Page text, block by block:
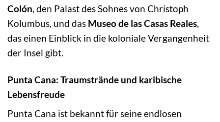
Colón, den Palast des Sohnes von Christoph
Kolumbus, und das Museo de las Casas Reales,
das einen Einblick in die koloniale Vergangenheit
der Insel gibt.
Punta Cana: Traumstrände und karibische
Lebensfreude
Punta Cana ist bekannt für seine endlosen